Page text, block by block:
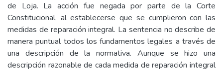
de Loja. La acción fue negada por parte de la Corte
Constitucional, al establecerse que se cumplieron con las
medidas de reparación integral. La sentencia no describe de
manera puntual todos los fundamentos legales a través de
una descripción de la normativa. Aunque se hizo una
descripción razonable de cada medida de reparación integral